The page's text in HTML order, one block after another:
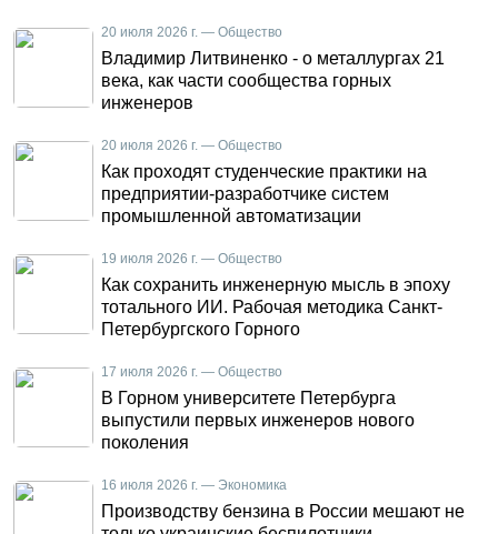
20 июля 2026 г. — Общество
Владимир Литвиненко - о металлургах 21
века, как части сообщества горных
инженеров
20 июля 2026 г. — Общество
Как проходят студенческие практики на
предприятии-разработчике систем
промышленной автоматизации
19 июля 2026 г. — Общество
Как сохранить инженерную мысль в эпоху
тотального ИИ. Рабочая методика Санкт-
Петербургского Горного
17 июля 2026 г. — Общество
В Горном университете Петербурга
выпустили первых инженеров нового
поколения
16 июля 2026 г. — Экономика
Производству бензина в России мешают не